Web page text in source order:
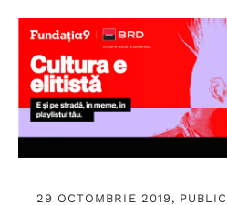
29 OCTOMBRIE 2019,